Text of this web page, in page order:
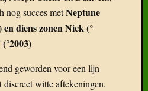
nog succes metNeptune
en diens zonen Nick (°
geworden voor een lijn
witte aftekeningen.